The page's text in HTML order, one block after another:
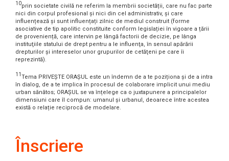
10prin societate civilă ne referim la membrii societății, care nu fac parte
nici din corpul profesional și nici din cel administrativ, și care
influențează și sunt influențați zilnic de mediul construit (forme
asociative de tip apolitic constituite conform legislației în vigoare a țării
de proveniență, care intervin pe lângă factorii de decizie, pe lânga
instituţiile statului de drept pentru a le influenţa, în sensul apărării
drepturilor şi intereselor unor grupurilor de cetăţeni pe care îi
reprezintă).
11 Tema PRIVEȘTE ORAȘUL este un îndemn de a te poziționa și de a intra
în dialog, de a te implica în procesul de colaborare implicit unui mediu
urban sănătos; ORAȘUL se va înțelege ca o juxtapunere a principalelor
dimensiuni care îl compun: umanul și urbanul, deoarece între acestea
există o relație reciprocă de modelare.
Înscriere